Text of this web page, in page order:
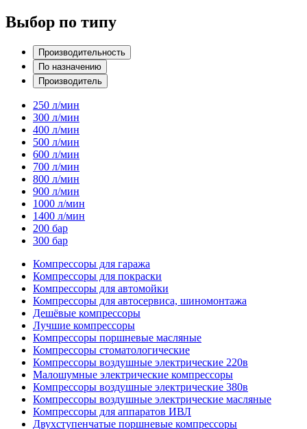
Выбор по типу
Производительность
По назначению
Производитель
250 л/мин
300 л/мин
400 л/мин
500 л/мин
600 л/мин
700 л/мин
800 л/мин
900 л/мин
1000 л/мин
1400 л/мин
200 бар
300 бар
Компрессоры для гаража
Компрессоры для покраски
Компрессоры для автомойки
Компрессоры для автосервиса, шиномонтажа
Дешёвые компрессоры
Лучшие компрессоры
Компрессоры поршневые масляные
Компрессоры стоматологические
Компрессоры воздушные электрические 220в
Малошумные электрические компрессоры
Компрессоры воздушные электрические 380в
Компрессоры воздушные электрические масляные
Компрессоры для аппаратов ИВЛ
Двухступенчатые поршневые компрессоры